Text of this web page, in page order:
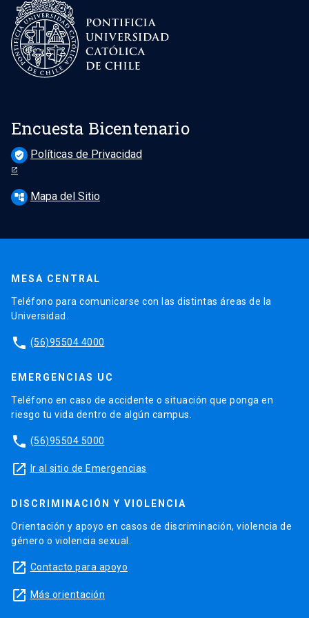
Encuesta Bicentenario
verified_user Políticas de Privacidad
account_tree Mapa del Sitio
MESA CENTRAL
Teléfono para comunicarse con las distintas áreas de la
Universidad.
phone (56)95504 4000
EMERGENCIAS UC
Teléfono en caso de accidente o situación que ponga en
riesgo tu vida dentro de algún campus.
phone (56)95504 5000
launch Ir al sitio de Emergencias
DISCRIMINACIÓN Y VIOLENCIA
Orientación y apoyo en casos de discriminación, violencia de
género o violencia sexual.
launch Contacto para apoyo
launch Más orientación